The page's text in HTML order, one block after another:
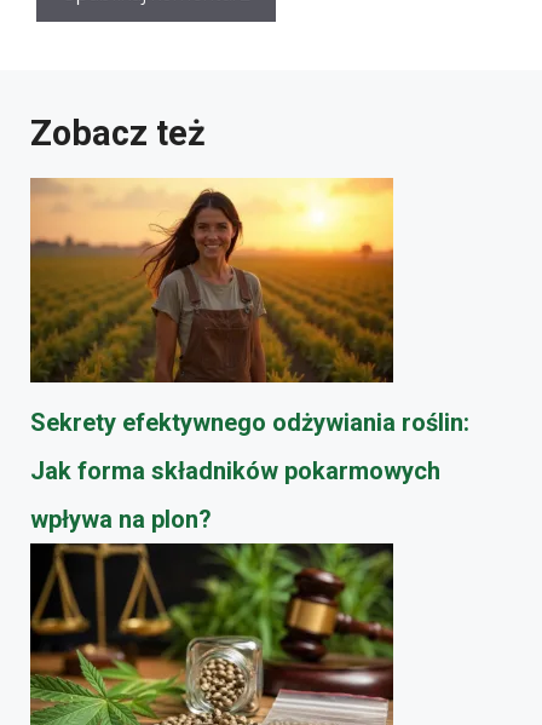
Zobacz też
Sekrety efektywnego odżywiania roślin:
Jak forma składników pokarmowych
wpływa na plon?